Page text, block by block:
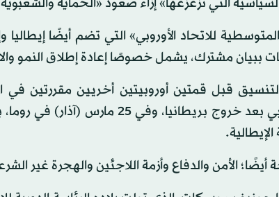
التي تزعزعها» إزاء صعود «الحماية
قبل قمتين أوروبيتين أخريين مقررتين في
مستقبل الاتحاد الأوروبي بعد خروج
الأمن والدفاع وأزمة اللاجئين والهجرة غير